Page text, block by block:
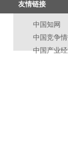
友情链接
中国知网
中国竞争
中国产业